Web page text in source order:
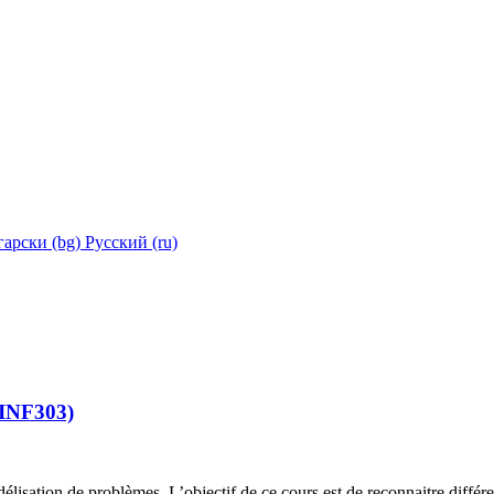
‎(bg)‎ Русский ‎(ru)‎